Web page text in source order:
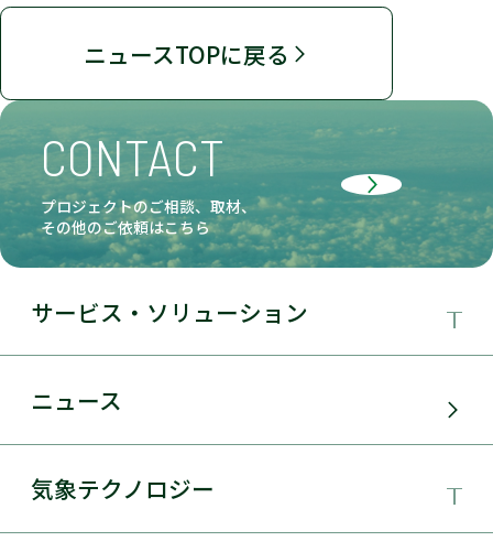
ニュースTOPに戻る
CONTACT
プロジェクトのご相談、取材、
その他のご依頼はこちら
サービス・ソリューション
事業領域
サービス・ソリューション
ニュース
気象テクノロジー